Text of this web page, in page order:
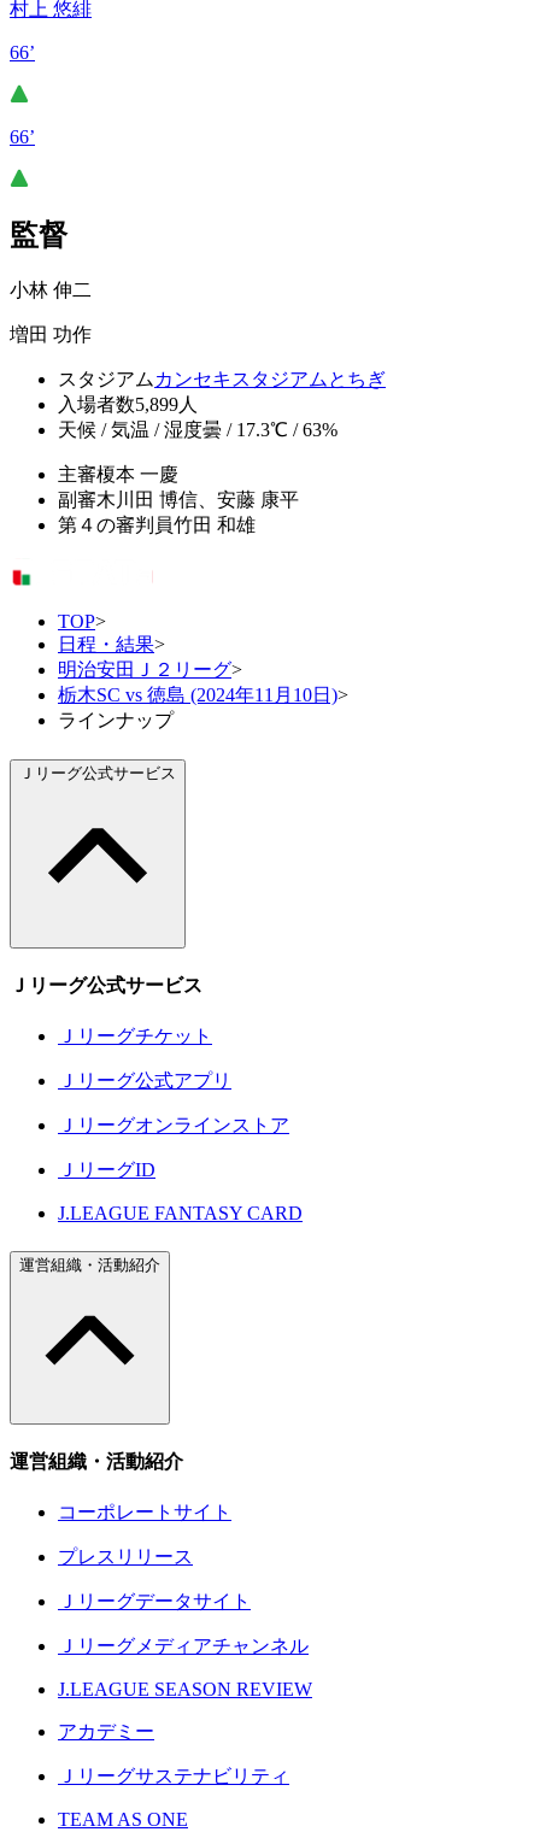
村上 悠緋
66’
66’
監督
小林 伸二
増田 功作
スタジアム カンセキスタジアムとちぎ
入場者数5,899人
天候 / 気温 / 湿度曇 / 17.3℃ / 63%
主審榎本 一慶
副審木川田 博信、安藤 康平
第４の審判員竹田 和雄
TOP>
日程・結果>
明治安田Ｊ２リーグ>
栃木SC vs 徳島 (2024年11月10日)>
ラインナップ
Ｊリーグ公式サービス
Ｊリーグ公式サービス
Ｊリーグチケット
Ｊリーグ公式アプリ
Ｊリーグオンラインストア
ＪリーグID
J.LEAGUE FANTASY CARD
運営組織・活動紹介
運営組織・活動紹介
コーポレートサイト
プレスリリース
Ｊリーグデータサイト
Ｊリーグメディアチャンネル
J.LEAGUE SEASON REVIEW
アカデミー
Ｊリーグサステナビリティ
TEAM AS ONE